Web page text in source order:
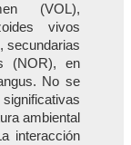
(VOL),
vivos
secundarias
(NOR), en
No se
ambiental
interacción